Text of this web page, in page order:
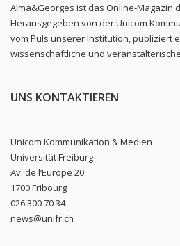
Alma&Georges ist das Online-Magazin
Herausgegeben von der Unicom
vom Puls unserer Institution, publiziert
wissenschaftliche und
UNS KONTAKTIEREN
Unicom Kommunikation & Medien
Universität Freiburg
Av. de l’Europe 20
1700 Fribourg
026 300 70 34
news@unifr.ch